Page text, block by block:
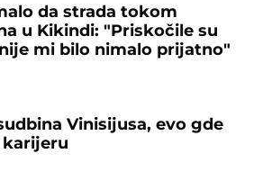
da strada tokom
u Kikindi: "Priskočile su
mi bilo nimalo prijatno"
Vinisijusa, evo gde